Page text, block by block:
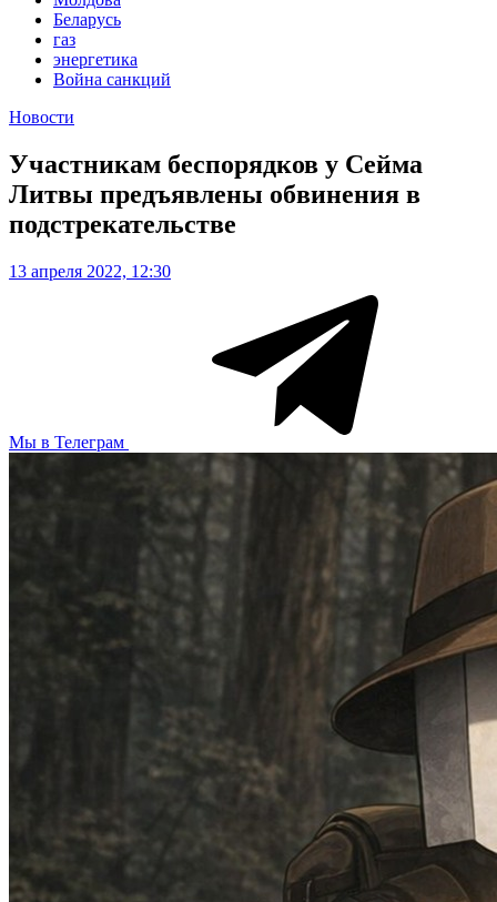
Беларусь
газ
энергетика
Война санкций
Новости
Участникам беспорядков у Сейма
Литвы предъявлены обвинения в
подстрекательстве
13 апреля 2022, 12:30
Мы в Телеграм